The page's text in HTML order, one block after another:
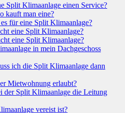
Split Klimaanlage einen Service?
kauft man eine?
für eine Split Klimaanlage?
eine Split Klimaanlage?
eine Split Klimaanlage?
in mein Dachgeschoss
ich die Split Klimaanlage dann
Mietwohnung erlaubt?
der Split Klimaanlage die Leitung
vereist ist?